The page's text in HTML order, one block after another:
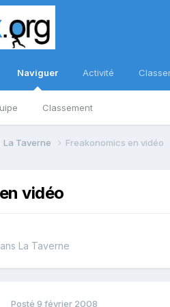
Naviguer
Classement
Activité
La Taverne Freakonomics en vidéo
vidéo
La Taverne
Posté 9 février 2008